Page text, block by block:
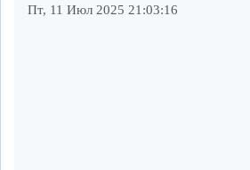
Пт, 11 Июл 2025 21:03:16